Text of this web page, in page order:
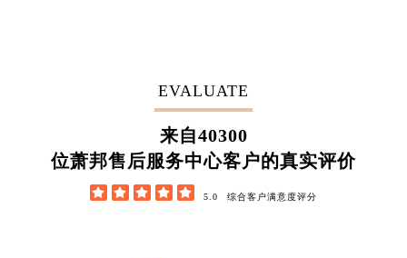
EVALUATE
来自57100
位萧邦售后服务中心客户的真实评价
     5.0 综合客户满意度评分